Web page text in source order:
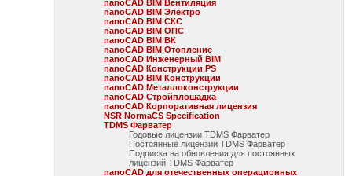
nanoCAD BIM Вентиляция
nanoCAD BIM Электро
nanoCAD BIM СКС
nanoCAD BIM ОПС
nanoCAD BIM ВК
nanoCAD BIM Отопление
nanoCAD Инженерный BIM
nanoCAD Конструкции PS
nanoCAD BIM Конструкции
nanoCAD Металлоконструкции
nanoCAD Стройплощадка
nanoCAD Корпоративная лицензия
NSR NormaCS Specification
TDMS Фарватер
Годовые лицензии TDMS Фарватер
Постоянные лицензии TDMS Фарватер
Подписка на обновления для постоянных
лицензий TDMS Фарватер
nanoCAD для отечественных операционных